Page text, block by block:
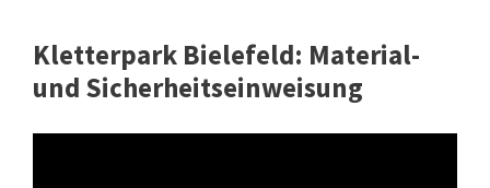
Kletterpark Bielefeld: Material-
und Sicherheitseinweisung